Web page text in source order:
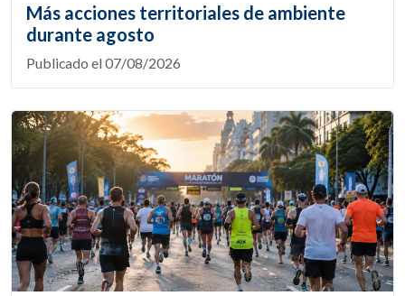
Más acciones territoriales de ambiente
durante agosto
Publicado el 07/08/2026